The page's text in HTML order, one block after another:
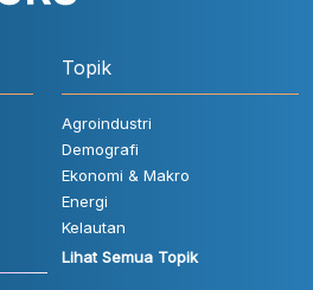
Topik
Agroindustri
Demografi
Ekonomi & Makro
Energi
Kelautan
Lihat Semua Topik